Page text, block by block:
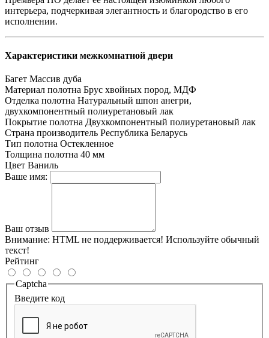
интерьера, подчеркивая элегантность и благородство в его
исполнении.
Характеристики межкомнатной двери
Багет Массив дуба
Материал полотна Брус хвойных пород, МДФ
Отделка полотна Натуральный шпон анегри,
двухкомпонентный полиуретановый лак
Покрытие полотна Двухкомпонентный полиуретановый лак
Страна производитель Республика Беларусь
Тип полотна Остекленное
Толщина полотна 40 мм
Цвет Ваниль
Ваше имя:
Ваш отзыв
Внимание: HTML не поддерживается! Используйте обычный
текст!
Рейтинг
Captcha
Введите код